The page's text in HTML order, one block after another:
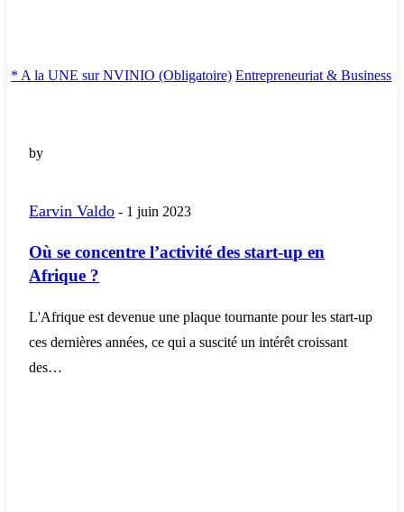
* A la UNE sur NVINIO (Obligatoire) Entrepreneuriat & Business
by
Earvin Valdo - 1 juin 2023
Où se concentre l’activité des start-up en
Afrique ?
L'Afrique est devenue une plaque tournante pour les start-up
ces dernières années, ce qui a suscité un intérêt croissant
des…